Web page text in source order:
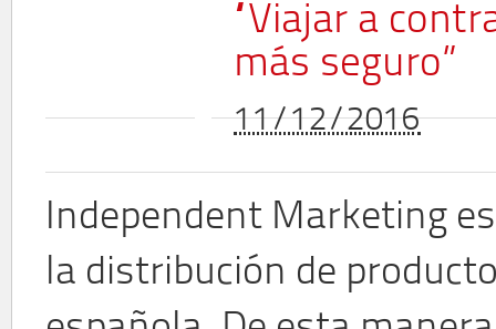
“Viajar a
más seguro”
11/12/2016
Independent Marketing
la distribución de